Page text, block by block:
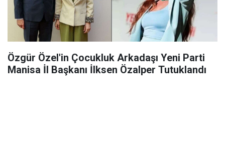
Özgür Özel'in Çocukluk Arkadaşı Yeni Parti
Manisa İl Başkanı İlksen Özalper Tutuklandı